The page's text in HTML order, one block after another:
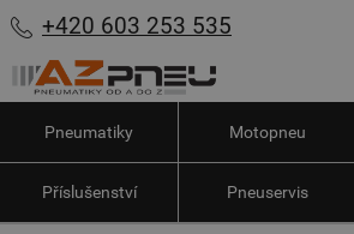
+420 603 253 535
Pneumatiky Motopneu
Příslušenství Pneuservis